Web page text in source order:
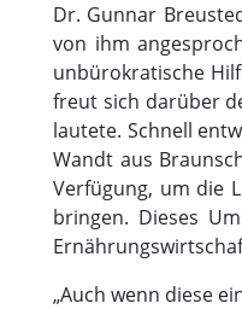
Dr. Gunnar
von ihm
unbürokratische
freut sich darüber
lautete. Schnell
Wandt aus
Verfügung, um die
bringen. Dieses
„Auch wenn diese